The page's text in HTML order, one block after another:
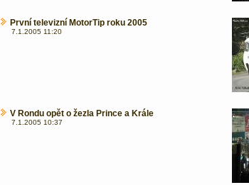
První televizní MotorTip roku 2005
7.1.2005 11:20
V Rondu opět o žezla Prince a Krále
7.1.2005 10:37